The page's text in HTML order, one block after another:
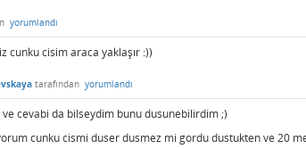
yorumlandı
cunku cisim araca yaklaşır :))
tarafından yorumlandı
cevabi da bilseydim bunu dusunebilirdim ;)
cunku cismi duser dusmez mi gordu dustukten ve 20